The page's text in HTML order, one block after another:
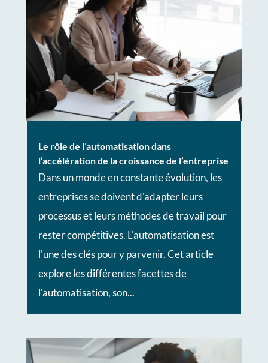
Le rôle de l’automatisation dans
l’accélération de la croissance de l’entreprise
Dans un monde en constante évolution, les
entreprises se doivent d'adapter leurs
processus et leurs méthodes de travail pour
rester compétitives. L'automatisation est
l'une des clés pour y parvenir. Cet article
explore les différentes facettes de
l'automatisation, son...